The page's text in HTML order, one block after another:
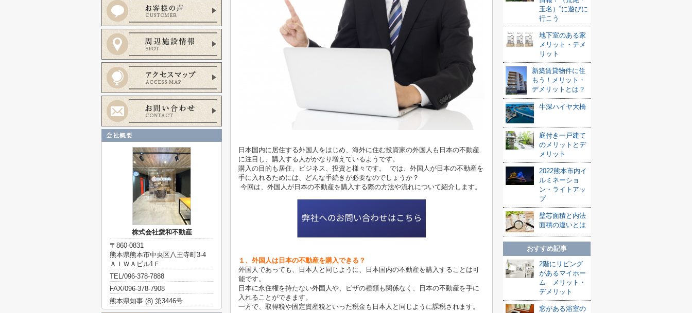
日本国内に居住する外国人をはじめ、海外に住む投資家の外国人も日本の不動産
に注目し、購入する人がかなり増えているようです。
購入の目的も居住、ビジネス、投資と様々です。 では、外国人が日本の不動産を
手に入れるためには、どんな手続きが必要なのでしょうか？
今回は、外国人が日本の不動産を購入する際の方法や流れについて紹介します。
１、外国人は日本の不動産を購入できる？
外国人であっても、日本人と同じように、日本国内の不動産を購入することは可
能です。
日本に永住権を持たない外国人や、ビザの種類も関係なく、日本の不動産を手に
入れることができます。
一方で、取得税や固定資産税といった税金も日本人と同じように課税されます。
玉名）”に遊びに
行こう
地下室のある家
メリット・デメ
リット
新築賃貸物件に住
もう！メリット・
デメリットとは？
牛深ハイヤ大橋
庭付き一戸建て
のメリットとデ
メリット
2022熊本市内イ
ルミネーショ
ン・ライトアッ
プ
壁芯面積と内法
面積の違いとは
おすすめ記事
2階にリビング
があるマイホー
ム メリット・
デメリット
窓がある浴室の
株式会社愛和不動産
〒860-0831
熊本県熊本市中央区八王寺町3-4
ＡＩＷＡビル1Ｆ
TEL/096-378-7888
FAX/096-378-7908
熊本県知事 (8) 第3446号